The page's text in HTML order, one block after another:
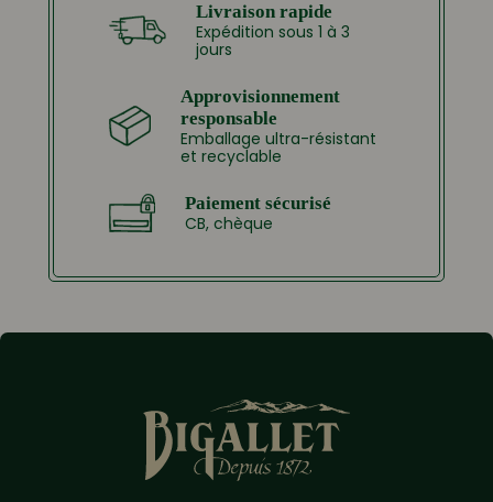
Livraison rapide
Expédition sous 1 à 3
jours
Approvisionnement
responsable
Emballage ultra-résistant
et recyclable
Paiement sécurisé
CB, chèque